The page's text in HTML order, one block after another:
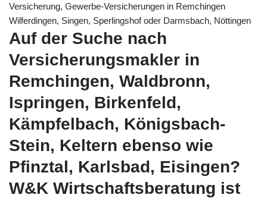
Versicherung, Gewerbe-Versicherungen in Remchingen
Wilferdingen, Singen, Sperlingshof oder Darmsbach, Nöttingen
Auf der Suche nach
Versicherungsmakler in
Remchingen, Waldbronn,
Ispringen, Birkenfeld,
Kämpfelbach, Königsbach-
Stein, Keltern ebenso wie
Pfinztal, Karlsbad, Eisingen?
W&K Wirtschaftsberatung ist